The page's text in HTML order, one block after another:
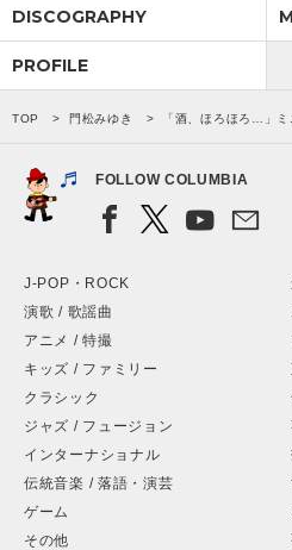
DISCOGRAPHY
PROFILE
TOP 門松みゆき 「酒、ほろほろ…」
FOLLOW COLUMBIA
J-POP・ROCK
演歌 / 歌謡曲
アニメ / 特撮
キッズ / ファミリー
クラシック
ジャズ / フュージョン
インターナショナル
伝統音楽 / 落語・演芸
ゲーム
その他